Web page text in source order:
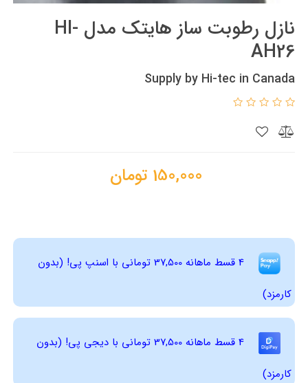
نازل رطوبت ساز هایتک مدل HI-
AH26
Supply by Hi-tec in Canada
150,000 تومان
4 قسط ماهانه 37,500 تومانی با اسنپ ‌پی! (بدون
کارمزد)
4 قسط ماهانه 37,500 تومانی با دیجی ‌پی! (بدون
کارمزد)